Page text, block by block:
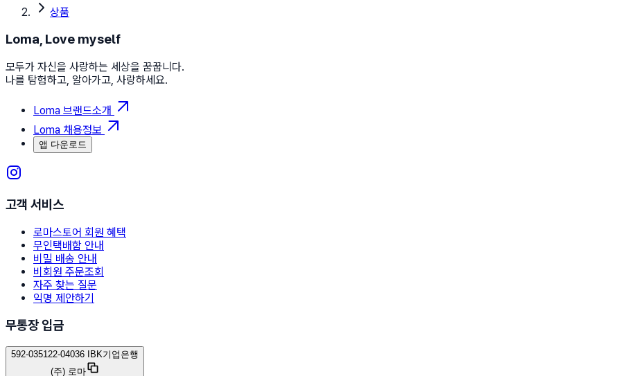
상품
Loma, Love myself
모두가 자신을 사랑하는 세상을 꿈꿉니다.
나를 탐험하고, 알아가고, 사랑하세요.
Loma 브랜드소개
Loma 채용정보
앱 다운로드
고객 서비스
로마스토어 회원 혜택
무인택배함 안내
비밀 배송 안내
비회원 주문조회
자주 찾는 질문
익명 제안하기
무통장 입금
592-035122-04036 IBK기업은행
(주) 로마